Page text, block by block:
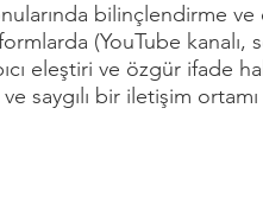
bilinçlendirme
(YouTube kanalı,
eleştiri ve özgür ifade
saygılı bir iletişim ortamı